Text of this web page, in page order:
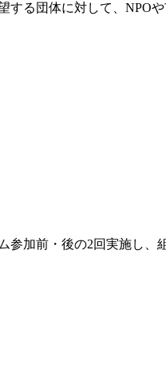
る団体に対して、NPO
加前・後の2回実施し、